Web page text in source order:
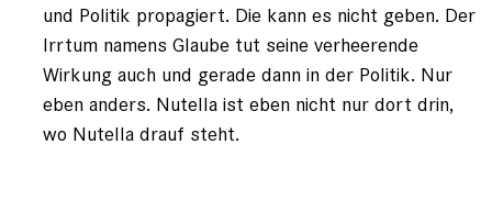
und Politik propagiert. Die kann es nicht geben. Der
Irrtum namens Glaube tut seine verheerende
Wirkung auch und gerade dann in der Politik. Nur
eben anders. Nutella ist eben nicht nur dort drin,
wo Nutella drauf steht.